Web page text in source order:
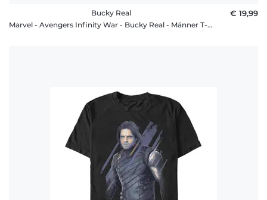
Bucky Real
Marvel - Avengers Infinity War - Bucky Real - Männer T-Shirt
€ 19,99